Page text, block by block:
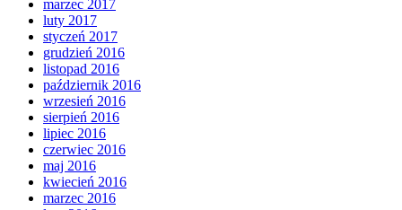
marzec 2017
luty 2017
styczeń 2017
grudzień 2016
listopad 2016
październik 2016
wrzesień 2016
sierpień 2016
lipiec 2016
czerwiec 2016
maj 2016
kwiecień 2016
marzec 2016